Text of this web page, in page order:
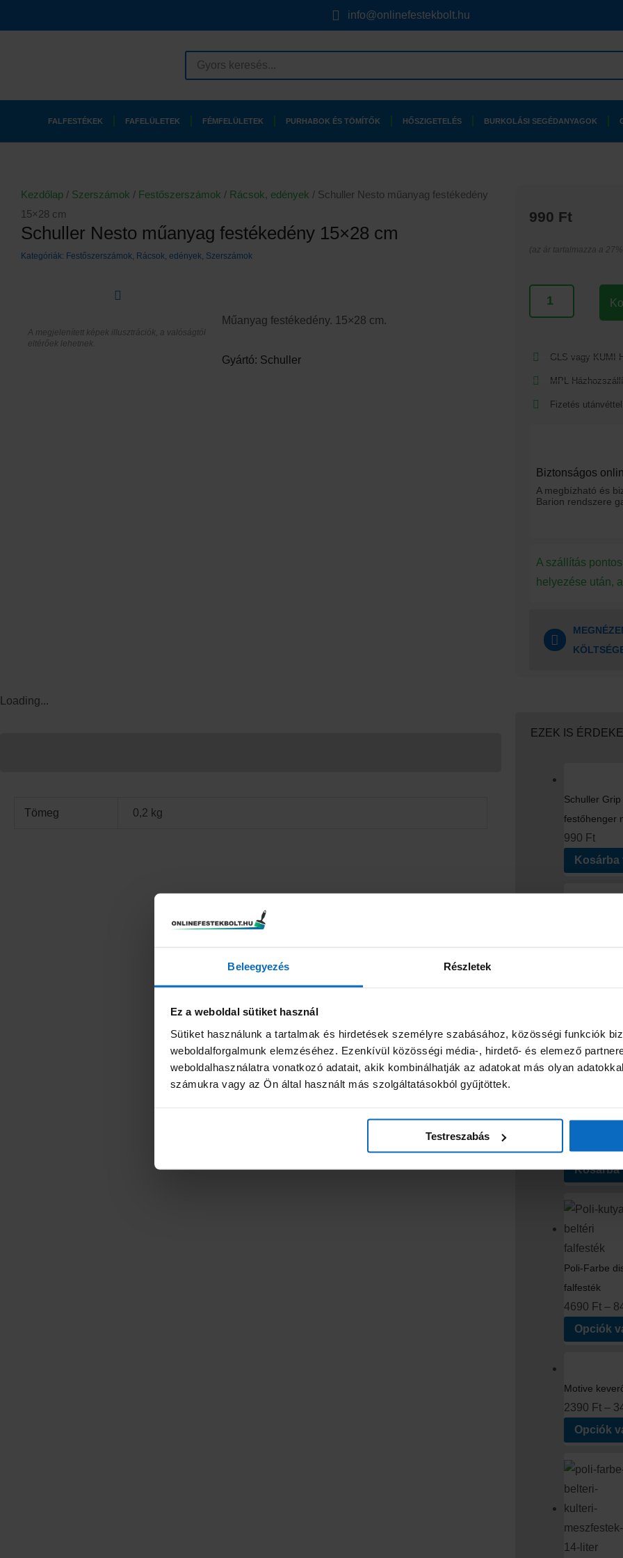
Beleegyezés Részletek
Ez a weboldal sütiket használ
Sütiket használunk a tartalmak és hirdetések személyre szabásához, közösségi funkciók
weboldalforgalmunk elemzéséhez. Ezenkívül közösségi média-, hirdető- és elemező
weboldalhasználatra vonatkozó adatait, akik kombinálhatják az adatokat más olyan
számukra vagy az Ön által használt más szolgáltatásokból gyűjtöttek.
Testreszabás
to
info@onlinefestekbolt.hu
Search
...
FALFESTÉKEK FAFELÜLETEK FÉMFELÜLETEK PURHABOK ÉS TÖMÍTŐK HŐSZIGETELÉS BURKOLÁSI SEGÉDANYAGOK
Kezdőlap / Szerszámok / Festőszerszámok / Rácsok, edények / Schuller Nesto műanyag festékedény
15×28 cm
Schuller Nesto műanyag festékedény 15×28 cm
Kategóriák: Festőszerszámok Rácsok, edények Szerszámok
A megjelenített képek illusztrációk, a valóságtól
eltérőek lehetnek.
Műanyag festékedény. 15×28 cm.
Gyártó: Schuller
990 Ft
(az ár tartalmazza a
Schuller
Nesto
15x28
cm
mennyiség
GLS vagy KUMI
MPL
Fizetés
Biztonságos
A megbízható és
Barion rendszere
A szállítás
helyezése után,
Loading...
Tömeg 0,2 kg
EZEK IS
Schuller
festőhenger
990 Ft
Kosárba
Schuller
NÉPSZERŰ
3990
Kosárba
Poli-Farbe
falfesték
4690 Ft –
Opciók
Motive
2390 Ft –
Opciók